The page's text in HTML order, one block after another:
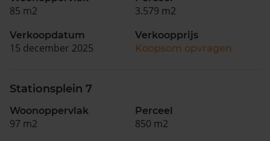
85 m2 3.579 m2
Verkoopdatum
15 december 2025
Verkoopprijs
Koopsom opvragen
Stationsplein 7
Woonoppervlak
97 m2
Perceel
850 m2